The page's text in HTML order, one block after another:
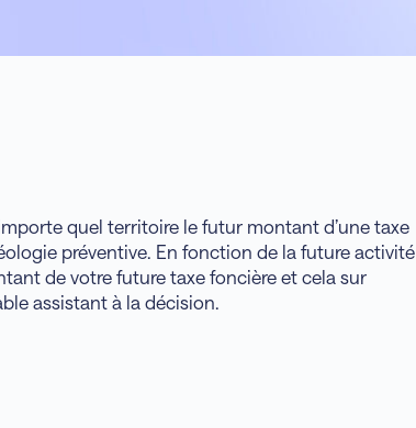
quel territoire le futur montant d’une taxe
préventive. En fonction de la future activité
de votre future taxe foncière et cela sur
assistant à la décision.